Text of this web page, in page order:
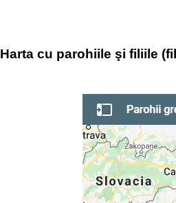
Harta cu parohiile şi filiile